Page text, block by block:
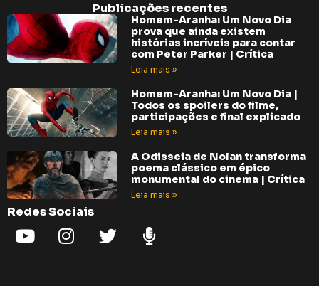
Publicações recentes
Homem-Aranha: Um Novo Dia
prova que ainda existem
histórias incríveis para contar
com Peter Parker | Crítica
Leia mais »
Homem-Aranha: Um Novo Dia |
Todos os spoilers do filme,
participações e final explicado
Leia mais »
A Odisseia de Nolan transforma
poema clássico em épico
monumental do cinema | Crítica
Leia mais »
Redes Sociais